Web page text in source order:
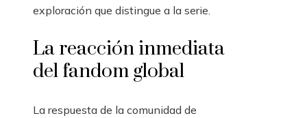
exploración que distingue a la serie.
La reacción inmediata
del fandom global
La respuesta de la comunidad de